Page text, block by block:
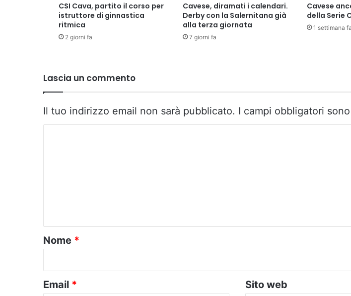
CSI Cava, partito il corso per
istruttore di ginnastica
ritmica
2 giorni fa
Cavese, diramati i calendari.
Derby con la Salernitana già
alla terza giornata
7 giorni fa
Cavese
della Serie
1 settimana fa
Lascia un commento
Il tuo indirizzo email non sarà pubblicato. I campi obbligatori
o
*
Nome *
Email * Sito web